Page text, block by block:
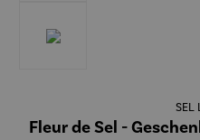
SEL
Fleur de Sel -